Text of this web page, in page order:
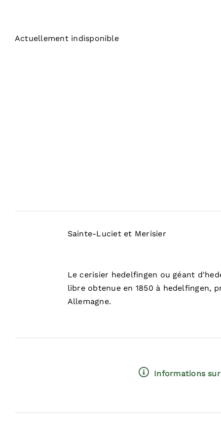
Actuellement indisponible
Sainte-Luciet et Merisier
Le cerisier hedelfingen ou géant
libre obtenue en 1850 à hedelfingen,
Allemagne.
Informations